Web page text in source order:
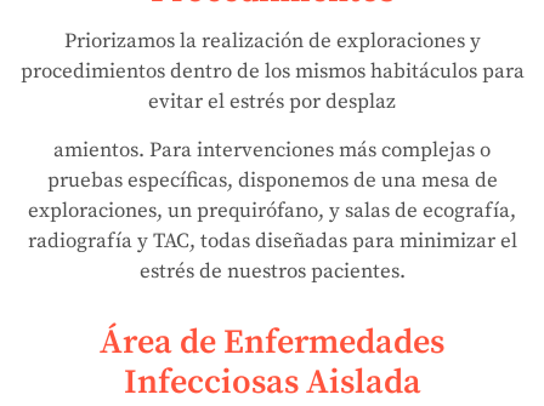
Priorizamos la realización de exploraciones y
procedimientos dentro de los mismos habitáculos para
evitar el estrés por desplaz
amientos. Para intervenciones más complejas o
pruebas específicas, disponemos de una mesa de
exploraciones, un prequirófano, y salas de ecografía,
radiografía y TAC, todas diseñadas para minimizar el
estrés de nuestros pacientes.
Área de Enfermedades
Infecciosas Aislada